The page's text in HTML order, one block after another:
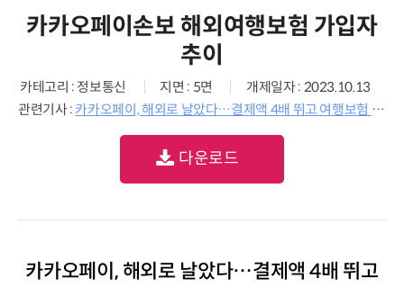
카카오페이손보 해외여행보험 가입자
추이
카테고리 : 정보통신 지면 : 5면
개제일자 : 2023.10.13
관련기사 : 카카오페이, 해외로 날았다…결제액 4배 뛰고 여행보험 2위
다운로드
카카오페이, 해외로 날았다…결제액 4배 뛰고